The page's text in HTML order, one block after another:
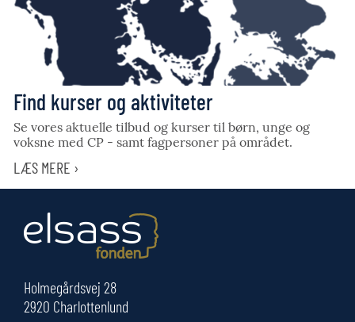
Find kurser og aktiviteter
Se vores aktuelle tilbud og kurser til børn, unge og
voksne med CP - samt fagpersoner på området.
LÆS MERE ›
Holmegårdsvej 28
2920 Charlottenlund